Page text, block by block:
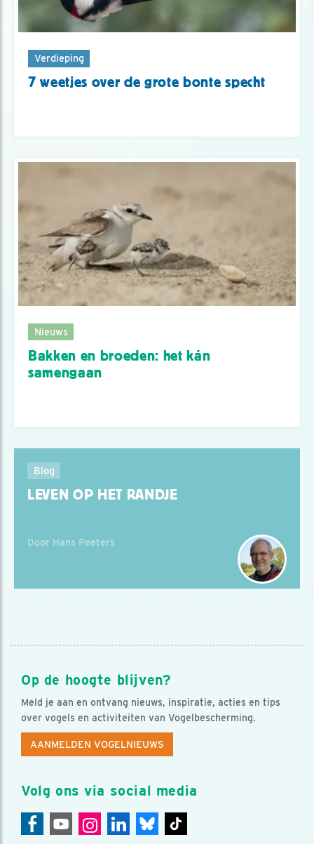
Verdieping
7 weetjes over de grote bonte specht
Nieuws
Bakken en broeden: het kán
samengaan
Blog
LEVEN OP HET RANDJE
Door Hans Peeters
Op de hoogte blijven?
Meld je aan en ontvang nieuws, inspiratie, acties en tips
over vogels en activiteiten van Vogelbescherming.
AANMELDEN VOGELNIEUWS
Volg ons via social media